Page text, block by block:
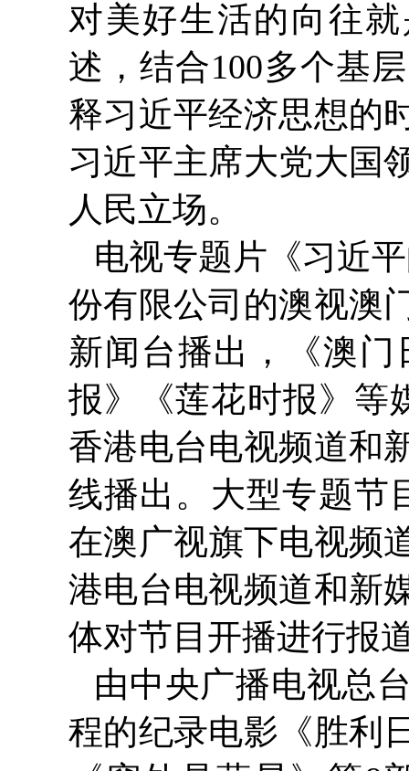
对美好生活的向往
述，结合100多个基
释习近平经济思想的
习近平主席大党大国
人民立场。
电视专题片《习近
份有限公司的澳视澳
新闻台播出，《澳
报》《莲花时报》等
香港电台电视频道和
线播出。大型专题节
在澳广视旗下电视频
港电台电视频道和新
体对节目开播进行报
由中央广播电视总
程的纪录电影《胜利